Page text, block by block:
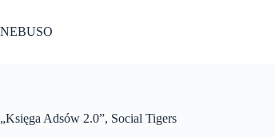
treści
NEBUSO
„Księga Adsów 2.0”, Social Tigers